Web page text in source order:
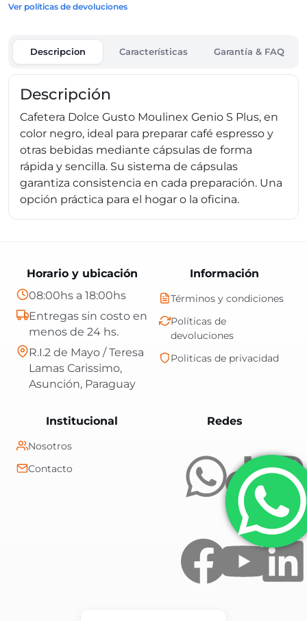
Ver políticas de devoluciones
Descripcion Características Garantía & FAQ
Descripción
Cafetera Dolce Gusto Moulinex Genio S Plus, en
color negro, ideal para preparar café espresso y
otras bebidas mediante cápsulas de forma
rápida y sencilla. Su sistema de cápsulas
garantiza consistencia en cada preparación. Una
opción práctica para el hogar o la oficina.
RedesCentral Shop es
Información
Términos y condiciones
Políticas de
devoluciones
Politicas de privacidad
Institucional
Nosotros
Contacto
Horario y ubicación
08:00hs a 18:00hs
Entregas sin costo en
menos de 24 hs.
R.I.2 de Mayo / Teresa
Lamas Carissimo,
Asunción, Paraguay